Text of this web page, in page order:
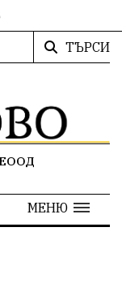
ТЪРСИ
МЕНЮ